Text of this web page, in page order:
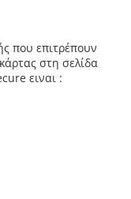
που επιτρέπουν
στη σελίδα
ειναι :